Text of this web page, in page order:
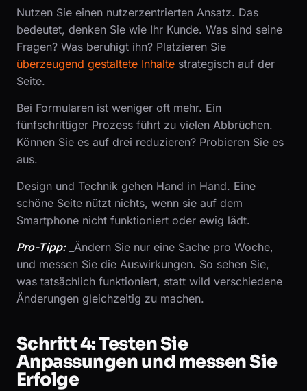
Nutzen Sie einen nutzerzentrierten Ansatz. Das
bedeutet, denken Sie wie Ihr Kunde. Was sind seine
Fragen? Was beruhigt ihn? Platzieren Sie
überzeugend gestaltete Inhalte strategisch auf der
Seite.
Bei Formularen ist weniger oft mehr. Ein
fünfschrittiger Prozess führt zu vielen Abbrüchen.
Können Sie es auf drei reduzieren? Probieren Sie es
aus.
Design und Technik gehen Hand in Hand. Eine
schöne Seite nützt nichts, wenn sie auf dem
Smartphone nicht funktioniert oder ewig lädt.
Pro-Tipp:_Ändern Sie nur eine Sache pro Woche,
und messen Sie die Auswirkungen. So sehen Sie,
was tatsächlich funktioniert, statt wild verschiedene
Änderungen gleichzeitig zu machen.
Schritt 4: Testen Sie
Anpassungen und messen Sie
Erfolge